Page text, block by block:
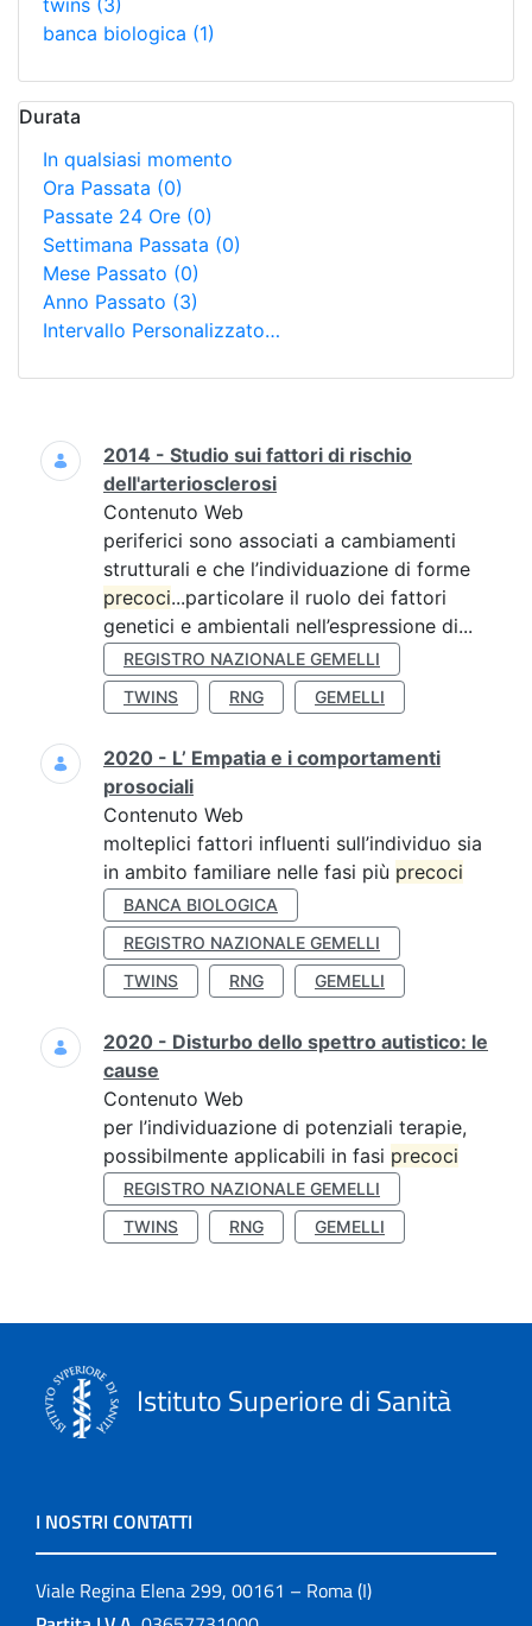
twins (3)
banca biologica (1)
Durata
In qualsiasi momento
Ora Passata (0)
Passate 24 Ore (0)
Settimana Passata (0)
Mese Passato (0)
Anno Passato (3)
Intervallo Personalizzato…
Ricerca
2014 - Studio sui fattori di rischio
dell'arteriosclerosi
Contenuto Web
periferici sono associati a cambiamenti
strutturali e che l’individuazione di forme
precoci...particolare il ruolo dei fattori
genetici e ambientali nell’espressione di...
REGISTRO NAZIONALE GEMELLI
TWINS
RNG GEMELLI
2020 - L’ Empatia e i comportamenti
prosociali
Contenuto Web
molteplici fattori influenti sull’individuo sia
in ambito familiare nelle fasi più precoci
BANCA BIOLOGICA
REGISTRO NAZIONALE GEMELLI
TWINS
RNG GEMELLI
2020 - Disturbo dello spettro autistico: le
cause
Contenuto Web
per l’individuazione di potenziali terapie,
possibilmente applicabili in fasi precoci
REGISTRO NAZIONALE GEMELLI
TWINS
RNG GEMELLI
Istituto Superiore di Sanità
I NOSTRI CONTATTI
Viale Regina Elena 299, 00161 – Roma (I)